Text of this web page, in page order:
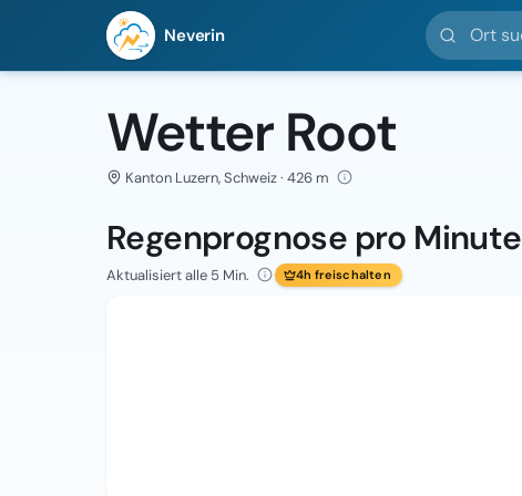
Neverin
Ort suchen
Wetter Root
Kanton Luzern, Schweiz · 426 m
Regenprognose pro Minute
Aktualisiert alle 5 Min. 4h freischalten